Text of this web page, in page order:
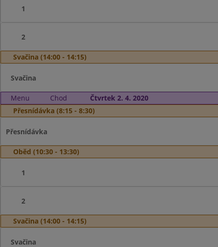
1
2
Svačina (14:00 - 14:15)
Svačina
Menu Chod
Čtvrtek 2. 4. 2020
Přesnídávka (8:15 - 8:30)
Přesnídávka
Oběd (10:30 - 13:30)
1
2
Svačina (14:00 - 14:15)
Svačina